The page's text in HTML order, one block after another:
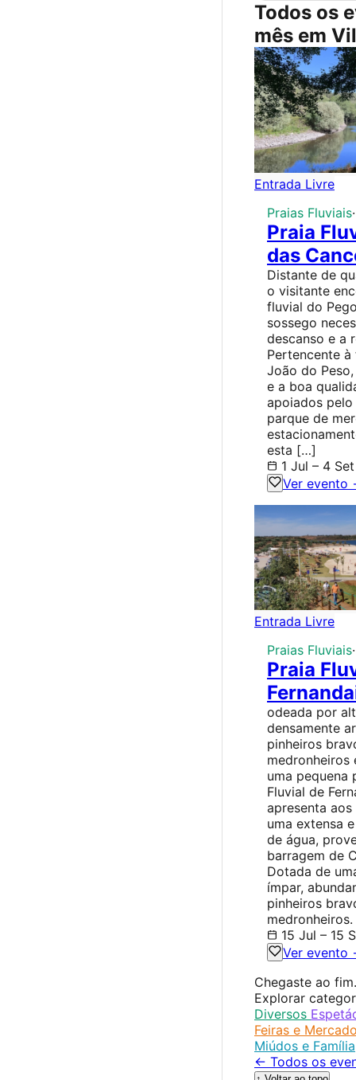
Todos os
mês em
Entrada Livre
Praias Fluviais·
Praia
das
Distante de
o visitante
fluvial do
sossego
descanso e a
Pertencente à
João do
e a boa
apoiados
parque de
esta […]
1 Jul – 4 Set
Ver evento
Entrada Livre
Praias Fluviais·
Praia
odeada por
densamente
pinheiros
medronheiros
uma pequena
Fluvial de
apresenta
uma extensa
de água,
barragem de
Dotada de
ímpar,
pinheiros
15 Jul – 15
Ver evento
Chegaste ao fim.
Explorar
Diversos
Feiras e
Miúdos e Família
← Todos os